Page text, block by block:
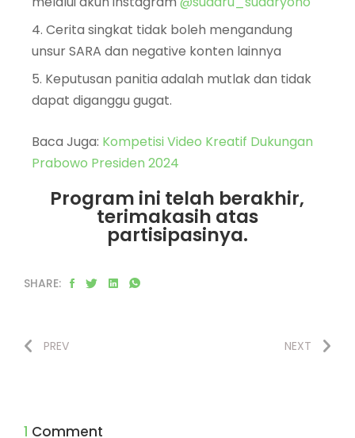
Cerita singkat tidak boleh mengandung
unsur SARA dan negative konten lainnya
Keputusan panitia adalah mutlak dan tidak
dapat diganggu gugat.
Baca Juga: Kompetisi Video Kreatif Dukungan
Prabowo Presiden 2024
Program ini telah berakhir,
terimakasih atas
partisipasinya.
SHARE:
PREV NEXT
1 Comment